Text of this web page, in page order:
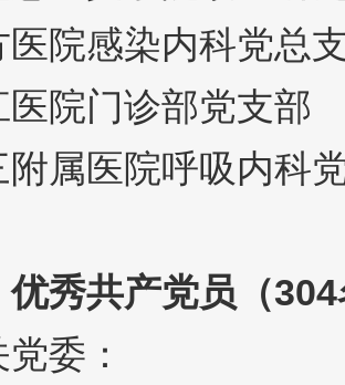
医院感染内科党总
医院门诊部党支部
附属医院呼吸内科
优秀共产党员（
委：